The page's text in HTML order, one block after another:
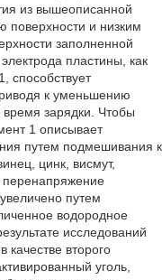
из вышеописанной
и низким
заполненной
пластины, как
способствует
к уменьшению
время зарядки. Чтобы
1 описывает
путем подмешивания к
цинк, висмут,
путем
водородное
исследований
качестве второго
уголь,